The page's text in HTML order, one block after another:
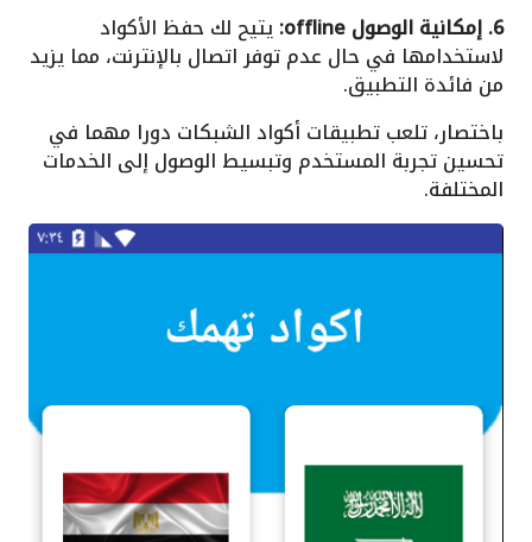
6. إمكانية الوصول offline:
يتيح لك حفظ الأكواد
لاستخدامها في حال عدم توفر اتصال بالإنترنت، مما يزيد
من فائدة التطبيق.
باختصار، تلعب تطبيقات أكواد الشبكات دورا مهما في
تحسين تجربة المستخدم وتبسيط الوصول إلى الخدمات
المختلفة.